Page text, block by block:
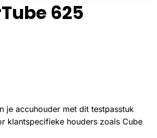
625
je accuhouder met dit testpasstuk
klantspecifieke houders zoals Cube